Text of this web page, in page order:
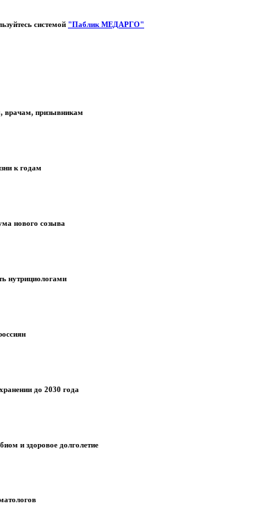
системой "Паблик МЕДАРГО"
врачам, призывникам
к годам
нового созыва
нутрициологами
до 2030 года
и здоровое долголетие